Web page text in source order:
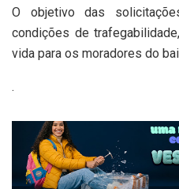
O objetivo das
condições de
vida para os moradores do
.